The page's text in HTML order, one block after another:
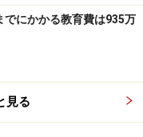
でにかかる教育費は935万
見る